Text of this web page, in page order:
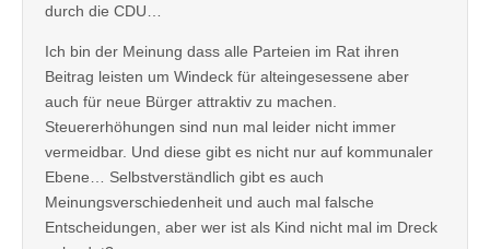
durch die CDU…
Ich bin der Meinung dass alle Parteien im Rat ihren
Beitrag leisten um Windeck für alteingesessene aber
auch für neue Bürger attraktiv zu machen.
Steuererhöhungen sind nun mal leider nicht immer
vermeidbar. Und diese gibt es nicht nur auf kommunaler
Ebene… Selbstverständlich gibt es auch
Meinungsverschiedenheit und auch mal falsche
Entscheidungen, aber wer ist als Kind nicht mal im Dreck